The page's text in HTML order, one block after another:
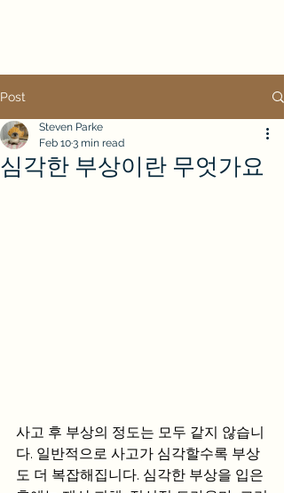
Post
심각한 부상이란 무엇가요
Steven Parke
Feb 103 min read
사고 후 부상의 정도는 모두 같지 않습니
다. 일반적으로 사고가 심각할수록 부상
도 더 복잡해집니다. 심각한 부상을 입은